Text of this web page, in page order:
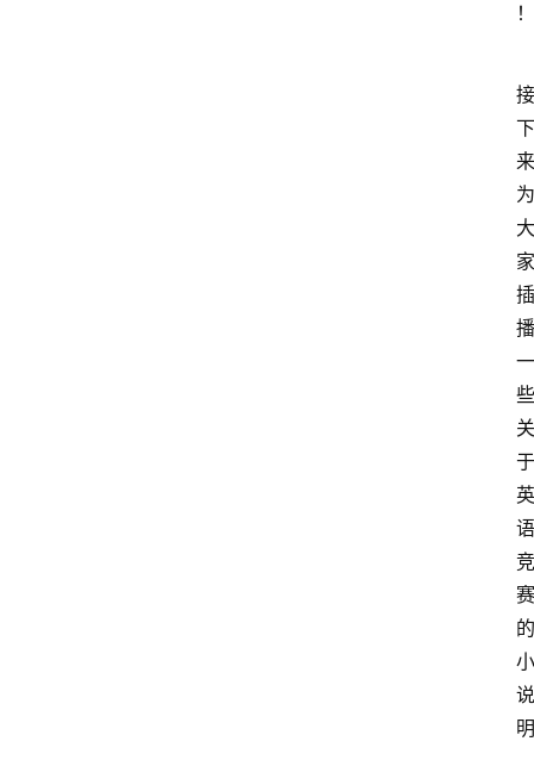
！
接
下
来
为
大
家
插
播
一
些
关
于
英
语
竞
赛
的
小
说
明